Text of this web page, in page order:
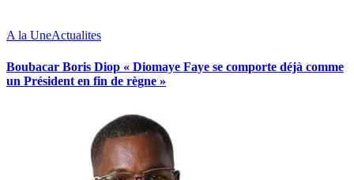
A la UneActualites
Boubacar Boris Diop « Diomaye Faye se comporte déjà comme
un Président en fin de règne »